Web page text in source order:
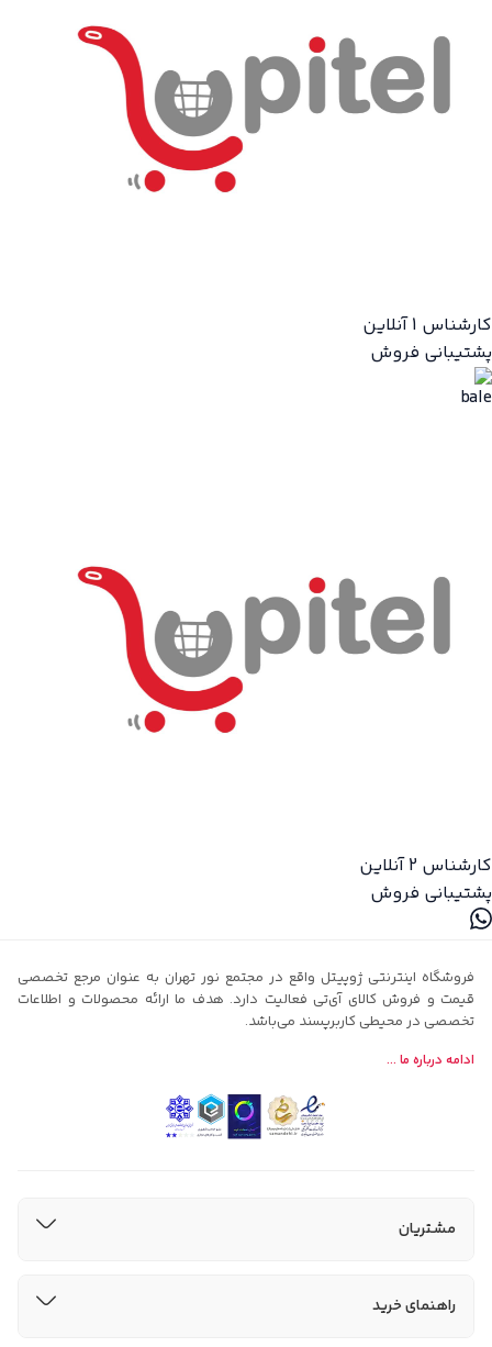
کارشناس 1 آنلاین
پشتیبانی فروش
کارشناس 2
آنلاین
پشتیبانی فروش
فروشگاه اینترنتی ژوپیتل واقع در مجتمع نور تهران به عنوان مرجع تخصصی
قیمت و فروش کالای آی‌تی فعالیت دارد. هدف ما ارائه محصولات و اطلاعات
تخصصی در محیطی کاربرپسند می‌باشد.
ادامه درباره ما ...
مشتریان
راهنمای خرید